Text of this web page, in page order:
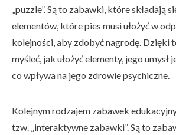
„puzzle”. Są to zabawki, które składają
elementów, które pies musi ułożyć w
kolejności, aby zdobyć nagrodę. Dzięki
myśleć, jak ułożyć elementy, jego umysł
co wpływa na jego zdrowie psychiczne.
Kolejnym rodzajem zabawek
tzw. „interaktywne zabawki”. Są to